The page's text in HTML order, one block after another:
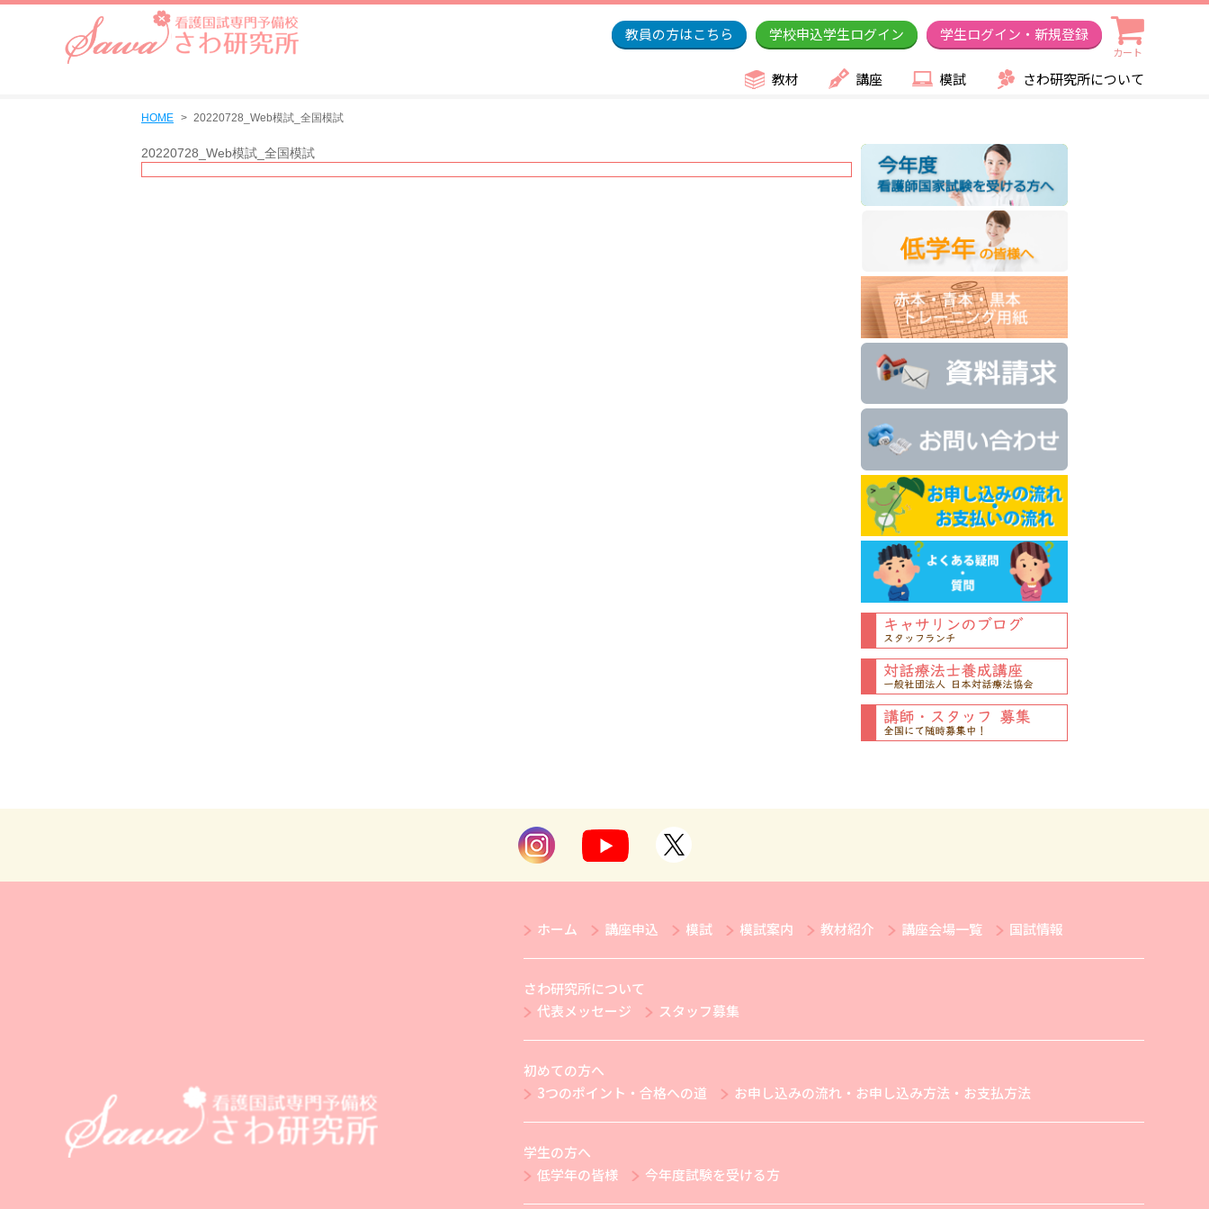
教員の方はこちら 学校申込学生ログイン 学生ログイン・新規登録
カート
教材 講座 模試 さわ研究所について
HOME 20220728_Web模試_全国模試
20220728_Web模試_全国模試
ホーム 講座申込 模試 模試案内 教材紹介 講座会場一覧 国試情報
さわ研究所について
代表メッセージ
スタッフ募集
初めての方へ
3つのポイント・合格への道
お申し込みの流れ・お申し込み方法・お支払方法
学生の方へ
低学年の皆様
今年度試験を受ける方